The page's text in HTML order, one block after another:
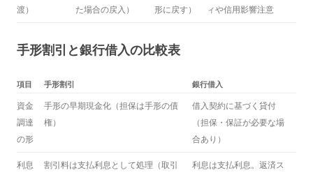
渡）
た場合の戻入）
形に戻す）
ィや信用影響注意
手形割引と銀行借入の比較表
項目 手形割引 銀行借入
資金
調達
の形
手形の早期現金化（担保は手形の債
権）
借入契約に基づく貸付
（担保・保証が必要な場
合あり）
利息
割引料は支払利息として処理（取引
利息は支払利息。返済ス